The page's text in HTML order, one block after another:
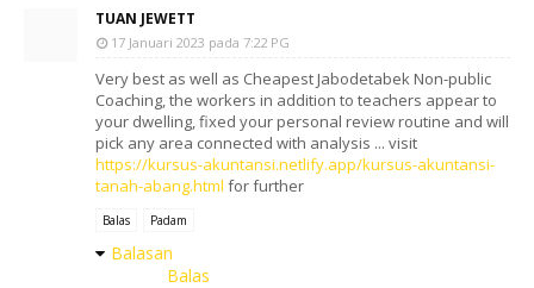
TUAN JEWETT
17 Januari 2023 pada 7:22 PG
Very best as well as Cheapest Jabodetabek Non-public
Coaching, the workers in addition to teachers appear to
your dwelling, fixed your personal review routine and will
pick any area connected with analysis ... visit
https://kursus-akuntansi.netlify.app/kursus-akuntansi-
tanah-abang.html for further
Balas Padam
Balasan
Balas